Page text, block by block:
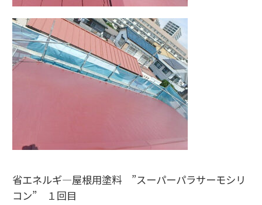
省エネルギ―屋根用塗料 ”スーパーパラサーモシリ
コン” １回目